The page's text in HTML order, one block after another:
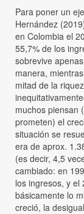
Para poner un
Hernández
en Colombia el
55,7% de los
sobrevive
manera,
mitad de la
muchos piensan
prometen) el
situación se
era de aprox.
(es decir, 4,5
cambiado: en
los ingresos, y el
básicamente lo
creció, la